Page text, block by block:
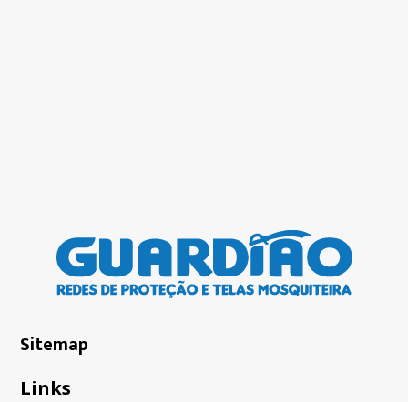
Sitemap
Links